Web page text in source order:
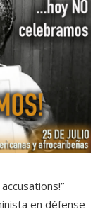
en défense